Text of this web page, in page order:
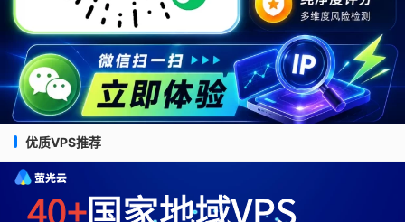
优质VPS推荐